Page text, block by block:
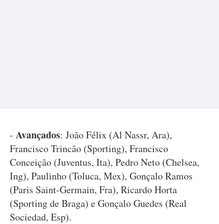
- Avançados: João Félix (Al Nassr, Ara),
Francisco Trincão (Sporting), Francisco
Conceição (Juventus, Ita), Pedro Neto (Chelsea,
Ing), Paulinho (Toluca, Mex), Gonçalo Ramos
(Paris Saint-Germain, Fra), Ricardo Horta
(Sporting de Braga) e Gonçalo Guedes (Real
Sociedad, Esp).